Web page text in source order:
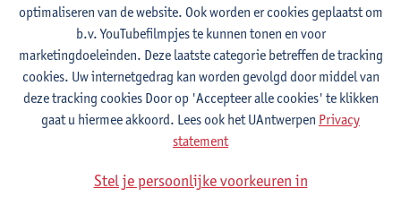
Onderzoeksgroep
Centrum voor Onderzoek naar Ecologische en Sociale
verandering (CRESC)
Sjiitische categorieën in de Arabische en Islamitische wereld,
optimaliseren van de website. Ook worden er cookies geplaatst om
b.v. YouTubefilmpjes te kunnen tonen en voor
marketingdoeleinden. Deze laatste categorie betreffen de tracking
cookies. Uw internetgedrag kan worden gevolgd door middel van
deze tracking cookies Door op 'Accepteer alle cookies' te klikken
gaat u hiermee akkoord. Lees ook het UAntwerpen Privacy
statement
Stel je persoonlijke voorkeuren in